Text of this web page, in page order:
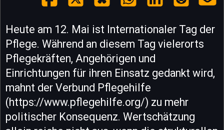
Heute am 12. Mai ist Internationaler Tag der
Pflege. Während an diesem Tag vielerorts
Pflegekräften, Angehörigen und
Einrichtungen für ihren Einsatz gedankt wird,
mahnt der Verbund Pflegehilfe
(https://www.pflegehilfe.org/) zu mehr
politischer Konsequenz. Wertschätzung